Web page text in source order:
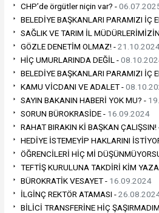
CHP’de örgütler niçin var? -
BELEDİYE BAŞKANLARI PARAMIZI İÇ
SAĞLIK VE TARIM İL
GÖZLE DENETİM OLMAZ! -
HİÇ UMURLARINDA DEĞİL -
BELEDİYE BAŞKANLARI PARAMIZI İÇ
KAMU VİCDANI VE ADALET -
SAYIN BAKANIN HABERİ YOK MU? -
SORUN BÜROKRASİDE - 16.09.2024
RAHAT BIRAKIN Kİ BAŞKAN ÇALIŞSIN!
HEDİYE İSTEMEYİP HAKLARINI
ÖĞRENCİLERİ HİÇ Mİ
TEFTİŞ KURULUNA TAKDİRİ KİM
BÜROKRATİK VESAYET - 16.09.2024
İLGİNÇ REKTÖR ATAMASI -
BİLİCİ TRANSFERİNE HİÇ